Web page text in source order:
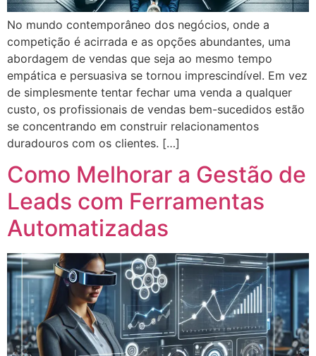
No mundo contemporâneo dos negócios, onde a
competição é acirrada e as opções abundantes, uma
abordagem de vendas que seja ao mesmo tempo
empática e persuasiva se tornou imprescindível. Em vez
de simplesmente tentar fechar uma venda a qualquer
custo, os profissionais de vendas bem-sucedidos estão
se concentrando em construir relacionamentos
duradouros com os clientes. […]
Como Melhorar a Gestão de
Leads com Ferramentas
Automatizadas